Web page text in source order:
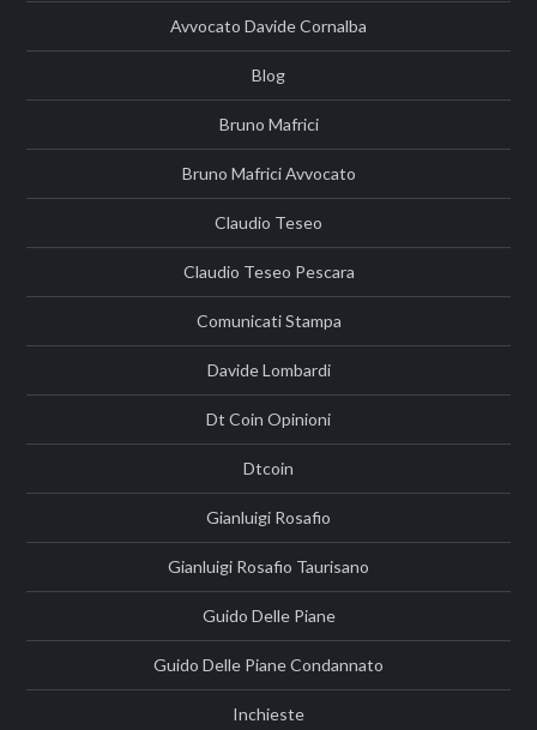
Avvocato Davide Cornalba
Blog
Bruno Mafrici
Bruno Mafrici Avvocato
Claudio Teseo
Claudio Teseo Pescara
Comunicati Stampa
Davide Lombardi
Dt Coin Opinioni
Dtcoin
Gianluigi Rosafio
Gianluigi Rosafio Taurisano
Guido Delle Piane
Guido Delle Piane Condannato
Inchieste